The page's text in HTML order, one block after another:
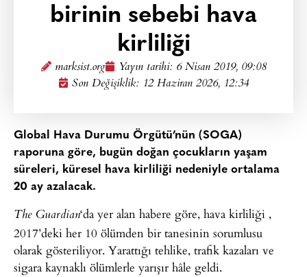
birinin sebebi hava
kirliliği
marksist.org Yayın tarihi: 6 Nisan 2019, 09:08
Son Değişiklik: 12 Haziran 2026, 12:34
Global Hava Durumu Örgütü’nün (SOGA)
raporuna göre, bugün doğan çocukların yaşam
süreleri, küresel hava kirliliği nedeniyle ortalama
20 ay azalacak.
The Guardian‘da yer alan habere göre, hava kirliliği ,
2017’deki her 10 ölümden bir tanesinin sorumlusu
olarak gösteriliyor. Yarattığı tehlike, trafik kazaları ve
sigara kaynaklı ölümlerle yarışır hâle geldi.